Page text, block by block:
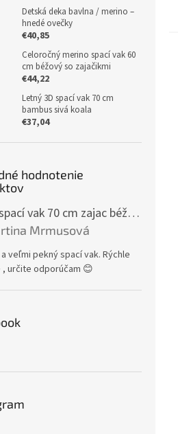
Detská deka bavlna / merino –
hnedé ovečky
€40,85
Celoročný merino spací vak 60
cm béžový so zajačikmi
€44,22
Letný 3D spací vak 70 cm
bambus sivá koala
€37,04
hodnotenie
Letný spací vak 70 cm zajac béžový zips na boku
produktu je 5 z 5 hviezdičiek.
Mrmusová
veľmi pekný spací vak. Rýchle
, určite odporúčam 😊